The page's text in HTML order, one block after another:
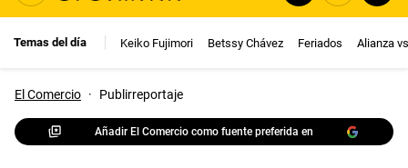
Temas del día Keiko Fujimori Betssy Chávez Feriados Alianza
El Comercio · Publirreportaje
Añadir El Comercio como fuente preferida en